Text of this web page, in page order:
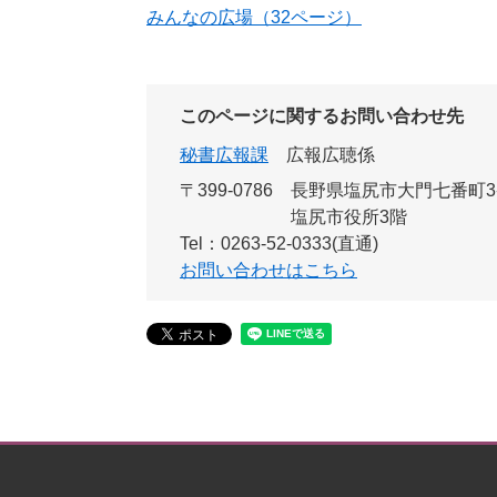
みんなの広場（32ページ）
このページに関するお問い合わせ先
秘書広報課
広報広聴係
〒399-0786
長野県塩尻市大門七番町
塩尻市役所3階
Tel：0263-52-0333(直通)
お問い合わせはこちら